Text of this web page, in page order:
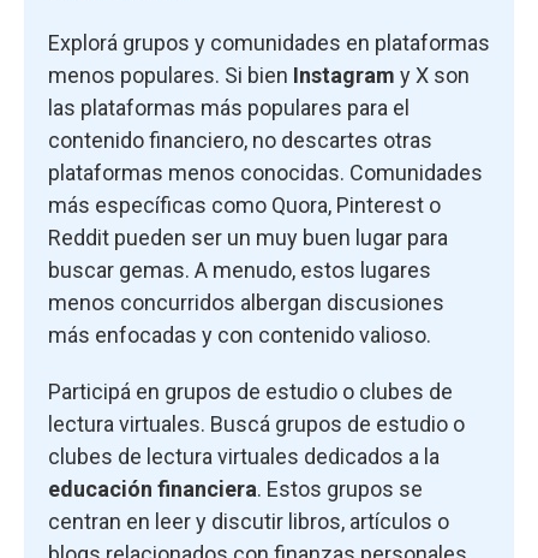
Explorá grupos y comunidades en plataformas
menos populares. Si bien Instagram y X son
las plataformas más populares para el
contenido financiero, no descartes otras
plataformas menos conocidas. Comunidades
más específicas como Quora, Pinterest o
Reddit pueden ser un muy buen lugar para
buscar gemas. A menudo, estos lugares
menos concurridos albergan discusiones
más enfocadas y con contenido valioso.
Participá en grupos de estudio o clubes de
lectura virtuales. Buscá grupos de estudio o
clubes de lectura virtuales dedicados a la
educación financiera. Estos grupos se
centran en leer y discutir libros, artículos o